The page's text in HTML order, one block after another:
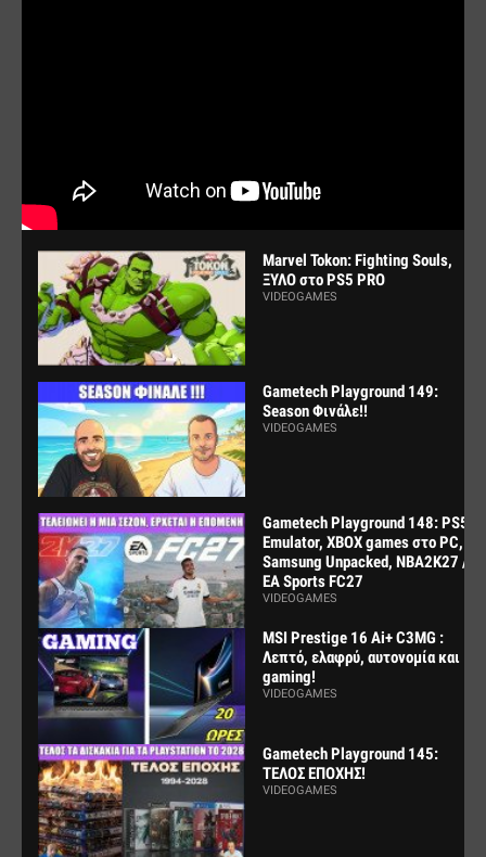
Marvel Tokon: Fighting Souls,
ΞΥΛΟ στο PS5 PRO
VIDEOGAMES
Gametech Playground 149:
Season Φινάλε!!
VIDEOGAMES
Gametech Playground 148: PS5
Emulator, XBOX games στο PC,
Samsung Unpacked, NBA2K27 /
EA Sports FC27
VIDEOGAMES
MSI Prestige 16 Ai+ C3MG :
Λεπτό, ελαφρύ, αυτονομία και
gaming!
VIDEOGAMES
Gametech Playground 145:
ΤΕΛΟΣ ΕΠΟΧΗΣ!
VIDEOGAMES